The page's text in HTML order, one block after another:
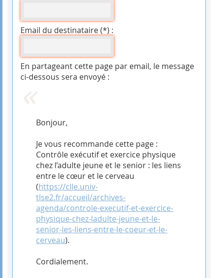
Email du destinataire (*) :
En partageant cette page par email, le message
ci-dessous sera envoyé :
Bonjour,
Je vous recommande cette page :
Contrôle exécutif et exercice physique
chez l’adulte jeune et le senior : les liens
entre le cœur et le cerveau
(https://clle.univ-
tlse2.fr/accueil/archives-
agenda/controle-executif-et-exercice-
physique-chez-ladulte-jeune-et-le-
senior-les-liens-entre-le-coeur-et-le-
cerveau).
Cordialement.